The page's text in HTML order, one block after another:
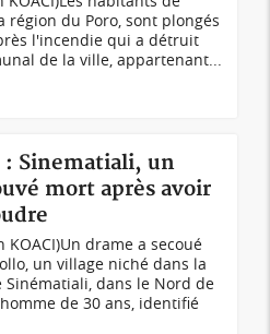
région du Poro, sont plongés
l'incendie qui a détruit
de la ville, appartenant...
Sinematiali, un
mort après avoir
KOACI)Un drame a secoué
un village niché dans la
dans le Nord de
de 30 ans, identifié